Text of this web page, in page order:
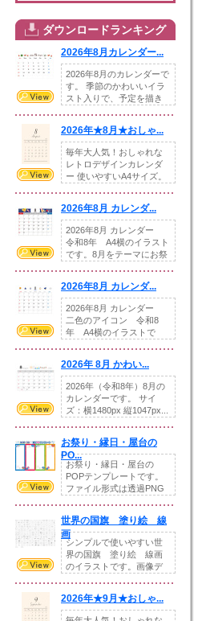
ダウンロードランキング
2026年8月カレンダー...
2026年8月のカレンダーで
す。 季節のかわいいイラ
スト入りで、予定を描き
2026年★8月★おしゃ...
毎年大人気！おしゃれな
レトロデザインカレンダ
ー 使いやすいA4サイズ。
2026年8月 カレンダ...
2026年8月 カレンダー
令和8年 A4横のイラスト
です。8月をテーマにお祭
2026年8月 カレンダ...
2026年8月 カレンダー
二色のアイコン 令和8
年 A4横のイラストで
2026年 8月 かわい...
2026年（令和8年）8月の
カレンダーです。 サイ
ズ：横1480px 縦1047px...
お祭り・縁日・屋台の
PO...
お祭り・縁日・屋台の
POPテンプレートです。
ファイル形式は透過PNG
世界の国旗 塗り絵 線
画
シンプルで使いやすい世
界の国旗 塗り絵 線画
のイラストです。画像デ
2026年★9月★おしゃ...